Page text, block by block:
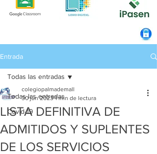
Entrada
Todas las entradas
Covid-19
Todas las entradas
LISTA DEFINITIVA DE
ADMITIDOS Y SUPLENTES
DE LOS SERVICIOS
colegiopalmademall
30 jun 2023 1 min de lectura